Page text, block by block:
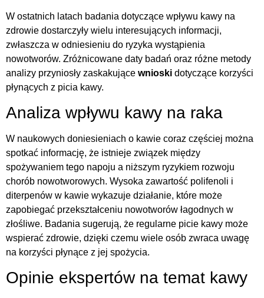
W ostatnich latach badania dotyczące wpływu kawy na
zdrowie dostarczyły wielu interesujących informacji,
zwłaszcza w odniesieniu do ryzyka wystąpienia
nowotworów. Zróżnicowane daty badań oraz różne metody
analizy przyniosły zaskakujące wnioski dotyczące korzyści
płynących z picia kawy.
Analiza wpływu kawy na raka
W naukowych doniesieniach o kawie coraz częściej można
spotkać informację, że istnieje związek między
spożywaniem tego napoju a niższym ryzykiem rozwoju
chorób nowotworowych. Wysoka zawartość polifenoli i
diterpenów w kawie wykazuje działanie, które może
zapobiegać przekształceniu nowotworów łagodnych w
złośliwe. Badania sugerują, że regularne picie kawy może
wspierać zdrowie, dzięki czemu wiele osób zwraca uwagę
na korzyści płynące z jej spożycia.
Opinie ekspertów na temat kawy